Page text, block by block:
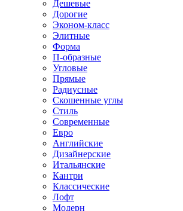
Дешевые
Дорогие
Эконом-класс
Элитные
Форма
П-образные
Угловые
Прямые
Радиусные
Скошенные углы
Стиль
Современные
Евро
Английские
Дизайнерские
Итальянские
Кантри
Классические
Лофт
Модерн